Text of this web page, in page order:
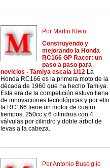
Por Martin Klein
Construyendo y
mejorando la Honda
RC166 GP Racer: un
paso a paso para
novicios - Tamiya escala 1/12 La
Honda RC166 es la primera moto de la
década de 1960 que ha hecho Tamiya.
Esta era de la competición estuvo llena
de innovaciones tecnológicas y por ello
la RC166 tiene un motor de cuatro
tiempos, 250cc y 6 cilindros con 4
válvulas por cilindro y doble árbol de
levas a la cabeza.
Por Antonio Busciglio